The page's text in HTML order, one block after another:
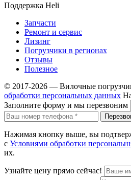
Поддержка Heli
Запчасти
Ремонт и сервис
Лизинг
Погрузчики в регионах
Отзывы
Полезное
© 2017-2026 — Вилочные
обработки персональных данных
Заполните форму и мы перезвоним
Нажимая кнопку выше, вы
с Условиями обработки
их.
Узнайте цену прямо сейчас!